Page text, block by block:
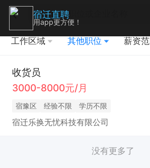
工作区域 其他职位 薪资
收货员
3000-8000元/月
宿豫区 经验不限 学历不限
宿迁乐换无忧科技有限公司
没有更多了
宿迁直聘
用app更方便！